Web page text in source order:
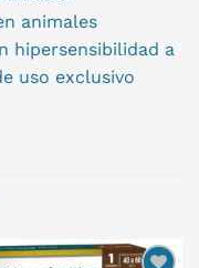
animales
hipersensibilidad a
uso exclusivo